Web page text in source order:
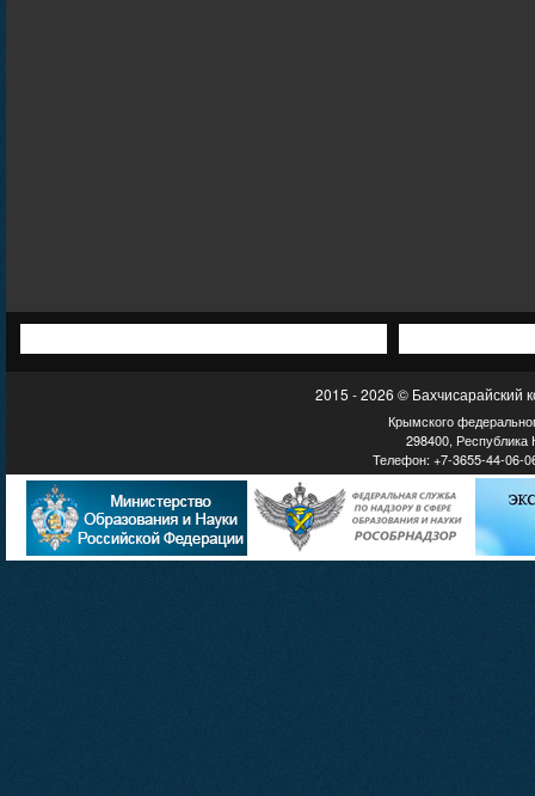
2015 - 2026 © Бахчисарайский
Крымского
298400, Республика
Телефон: +7-3655-44-06-